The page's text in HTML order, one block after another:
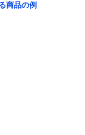
商品の例